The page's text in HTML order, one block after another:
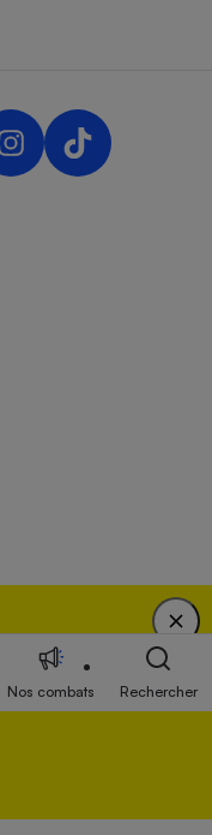
en soutenant
de l'Etat, des
des producteurs et des
Nos combats Rechercher